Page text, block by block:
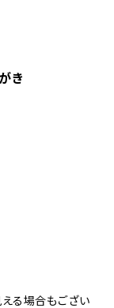
き
る場合もござい